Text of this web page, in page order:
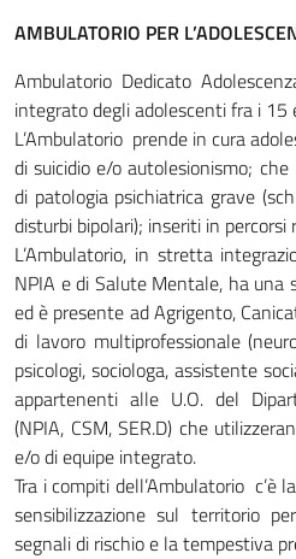
AMBULATORIO PER
Ambulatorio Dedicato
integrato degli adolescenti fra i 15
L’Ambulatorio prende in cura
di suicidio e/o autolesionismo;
di patologia psichiatrica grave
disturbi bipolari); inseriti in percorsi
L’Ambulatorio, in stretta
NPIA e di Salute Mentale, ha
ed è presente ad Agrigento,
di lavoro multiprofessionale
psicologi, sociologa, assistente
appartenenti alle U.O. del
(NPIA, CSM, SER.D) che
e/o di equipe integrato.
Tra i compiti dell’Ambulatorio c’è
sensibilizzazione sul territorio
segnali di rischio e la tempestiva